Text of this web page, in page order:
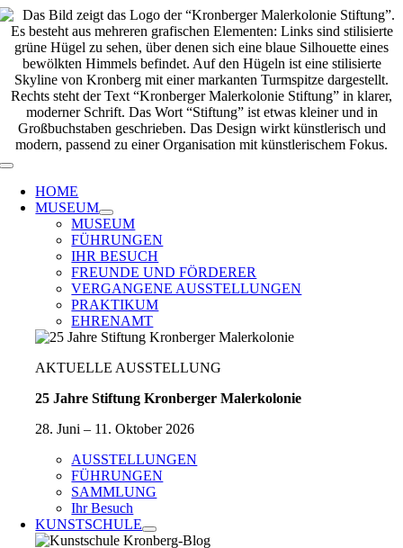
Zum
Inhalt
springen
Toggle
Navigation
HOME
MUSEUM
MUSEUM
FÜHRUNGEN
IHR BESUCH
FREUNDE UND FÖRDERER
VERGANGENE AUSSTELLUNGEN
PRAKTIKUM
EHRENAMT
AKTUELLE AUSSTELLUNG
25 Jahre Stiftung Kronberger Malerkolonie
28. Juni – 11. Oktober 2026
AUSSTELLUNGEN
FÜHRUNGEN
SAMMLUNG
Ihr Besuch
KUNSTSCHULE